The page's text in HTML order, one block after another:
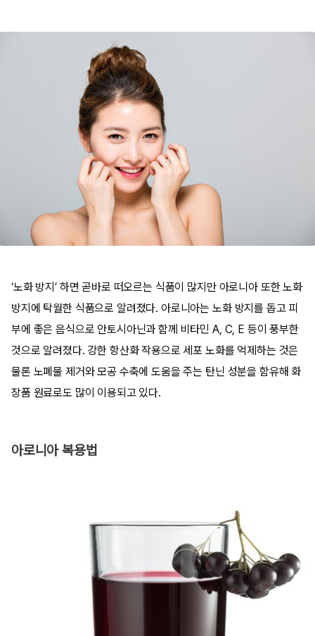
‘노화 방지’ 하면 곧바로 떠오르는 식품이 많지만 아로니아 또한 노화
방지에 탁월한 식품으로 알려졌다. 아로니아는 노화 방지를 돕고 피
부에 좋은 음식으로 안토시아닌과 함께 비타민 A, C, E 등이 풍부한
것으로 알려졌다. 강한 항산화 작용으로 세포 노화를 억제하는 것은
물론 노폐물 제거와 모공 수축에 도움을 주는 탄닌 성분을 함유해 화
장품 원료로도 많이 이용되고 있다.
아로니아 복용법